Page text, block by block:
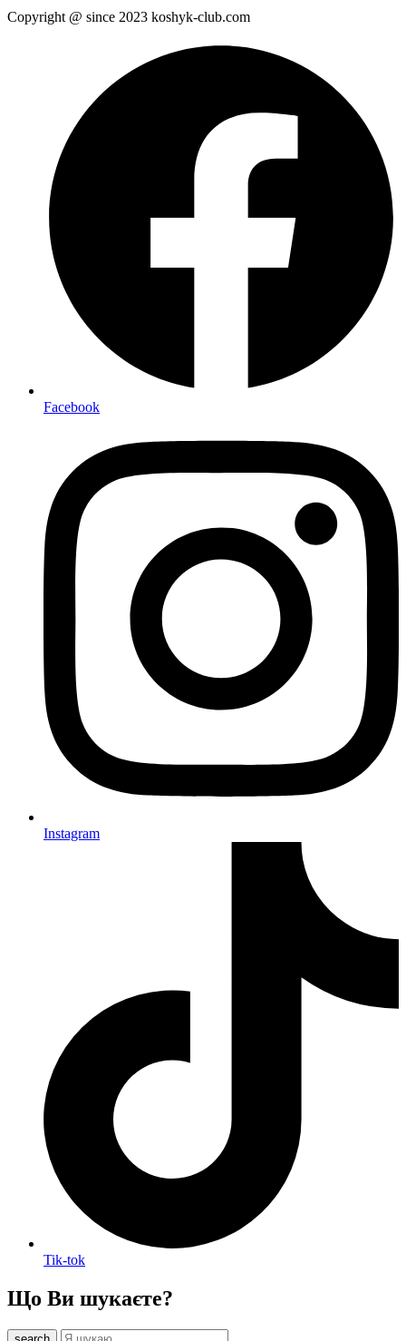
Copyright @ since 2023 koshyk-club.com
Facebook
Instagram
Tik-tok
Що Ви шукаєте?